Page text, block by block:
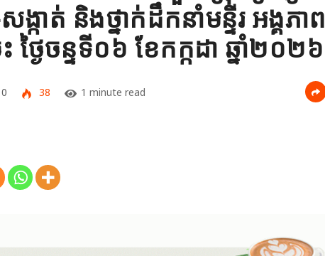
កាត់ និងថ្នាក់ដឹកនាំមន្ទីរ អង្គភាព
ថ្ងៃចន្ទទី០៦ ខែកក្កដា ឆ្នាំ២០២៦
0 38 1 minute read